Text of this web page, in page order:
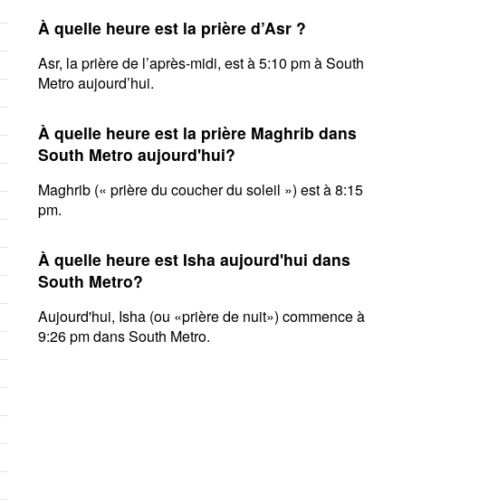
À quelle heure est la prière d’Asr ?
Asr, la prière de l’après-midi, est à 5:10 pm à South
Metro aujourd’hui.
À quelle heure est la prière Maghrib dans
South Metro aujourd'hui?
Maghrib (« prière du coucher du soleil ») est à 8:15
pm.
À quelle heure est Isha aujourd'hui dans
South Metro?
Aujourd'hui, Isha (ou «prière de nuit») commence à
9:26 pm dans South Metro.